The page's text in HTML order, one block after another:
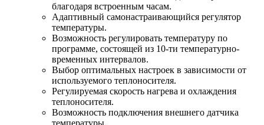
благодаря встроенным часам.
Адаптивный самонастраивающийся регулятор
температуры.
Возможность регулировать температуру по
программе, состоящей из 10-ти температурно-
временных интервалов.
Выбор оптимальных настроек в зависимости от
используемого теплоносителя.
Регулируемая скорость нагрева и охлаждения
теплоносителя.
Возможность подключения внешнего датчика
температуры.